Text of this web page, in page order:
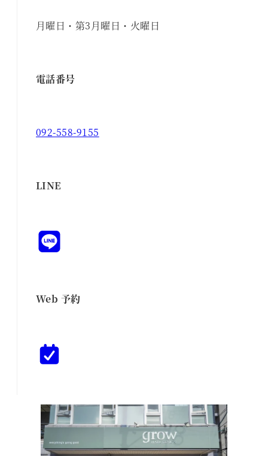
月曜日・第3月曜日・火曜日
電話番号
092-558-9155
LINE
Web 予約